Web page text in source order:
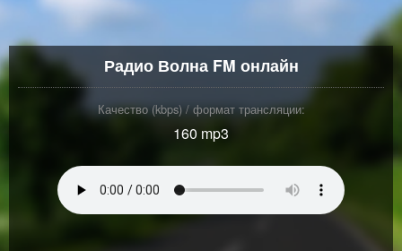
Радио Волна FM онлайн
Качество (kbps) / формат трансляции:
160 mp3